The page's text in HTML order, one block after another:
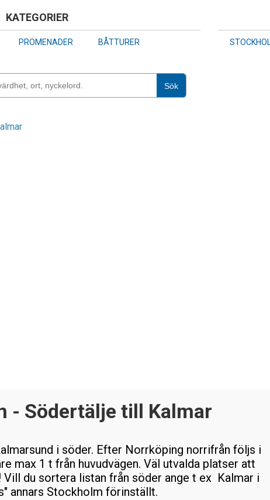
to
main
KATEGORIER
PROMENADER BÅTTURER
Sök
- Södertälje till Kalmar
i söder. Efter Norrköping norrifrån följs i
max 1 t från huvudvägen. Väl utvalda platser att
Vill du sortera listan från söder ange t ex Kalmar i
annars Stockholm förinställt.